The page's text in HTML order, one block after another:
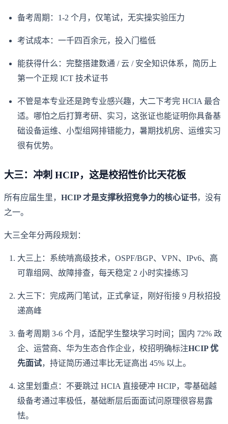
备考周期：1-2 个月，仅笔试，无实操实验压力
考试成本：一千四百余元，投入门槛低
能获得什么：完整搭建数通 / 云 / 安全知识体系，简历上
第一个正规 ICT 技术证书
不管是本专业还是跨专业感兴趣，大二下考完 HCIA 最合
适。哪怕之后打算考研、实习，这张证也能证明你具备基
础设备运维、小型组网排错能力，暑期找机房、运维实习
很有优势。
大三：冲刺 HCIP，这是校招性价比天花板
所有应届生里， HCIP 才是支撑秋招竞争力的核心证书，没有
之一。
大三全年分两段规划：
大三上：系统啃高级技术，OSPF/BGP、VPN、IPv6、高
可靠组网、故障排查，每天稳定 2 小时实操练习
大三下：完成两门笔试，正式拿证，刚好衔接 9 月秋招投
递高峰
备考周期 3-6 个月，适配学生整块学习时间；国内 72% 政
企、运营商、华为生态合作企业，校招明确标注HCIP 优
先面试，持证简历通过率比无证高出 45% 以上。
这里划重点：不要跳过 HCIA 直接硬冲 HCIP，零基础越
级备考通过率极低，基础断层后面面试问原理很容易露
怯。